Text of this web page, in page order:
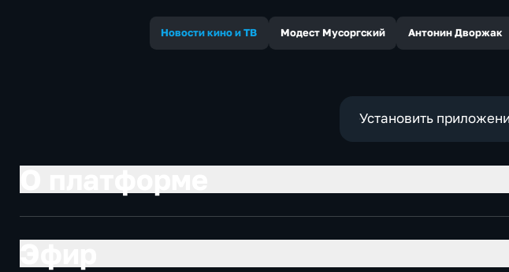
Новости кино и ТВ Модест Мусоргский Антонин Дворжак
Установить